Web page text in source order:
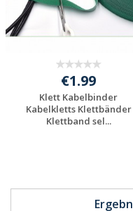
€1.99
Klett Kabelbinder
Kabelkletts Klettbänder
Klettband sel...